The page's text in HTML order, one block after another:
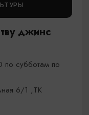
джинс
субботам по
6/1 ,ТК